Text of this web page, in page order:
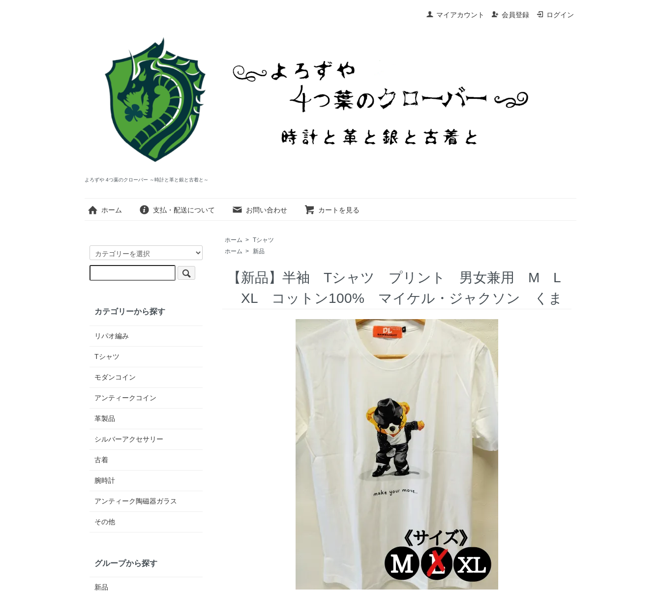
マイアカウント 会員登録 ログイン
よろずや 4つ葉のクローバー ～時計と革と銀と古着と～
ホーム 支払・配送について お問い合わせ カートを見る
ホーム > Tシャツ
ホーム > 新品
【新品】半袖 Tシャツ プリント 男女兼用 M L
XL コットン100% マイケル・ジャクソン くま
カテゴリーから探す
リパオ編み
Tシャツ
モダンコイン
アンティークコイン
革製品
シルバーアクセサリー
古着
腕時計
アンティーク陶磁器ガラス
その他
グループから探す
新品